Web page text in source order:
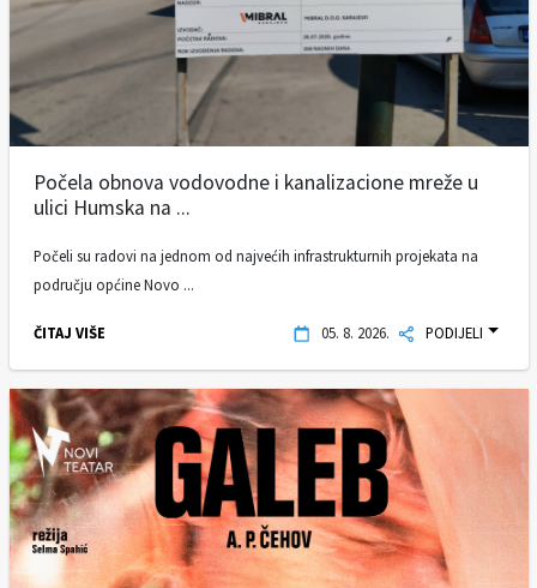
Počela obnova vodovodne i kanalizacione mreže u
ulici Humska na ...
Počeli su radovi na jednom od najvećih infrastrukturnih projekata na
području općine Novo ...
ČITAJ VIŠE 05. 8. 2026. PODIJELI